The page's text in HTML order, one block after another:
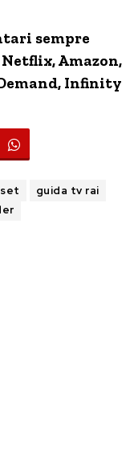
sempre
Amazon,
Infinity
guida tv rai